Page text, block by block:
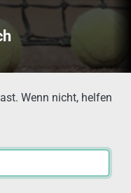
Wenn nicht, helfen